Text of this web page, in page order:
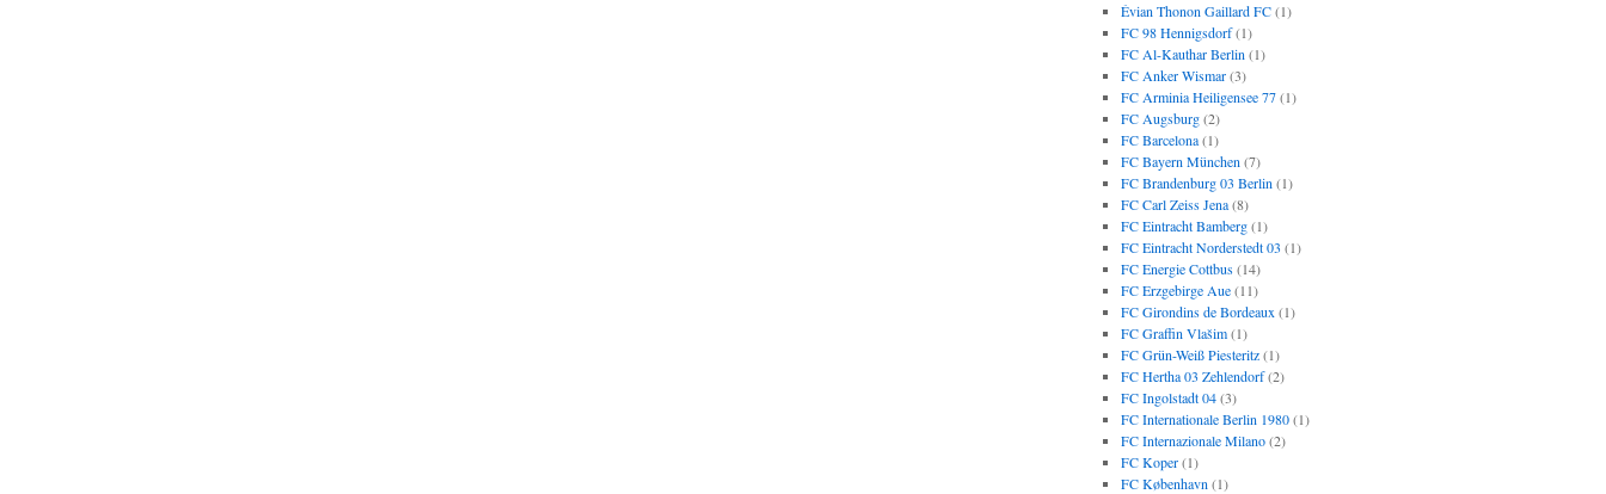
Évian Thonon Gaillard FC(1)
FC 98 Hennigsdorf(1)
FC Al-Kauthar Berlin (1)
FC Anker Wismar(3)
FC Arminia Heiligensee 77(1)
FC Augsburg(2)
FC Barcelona(1)
FC Bayern München (7)
FC Brandenburg 03 Berlin (1)
FC Carl Zeiss Jena(8)
FC Eintracht Bamberg(1)
FC Eintracht Norderstedt 03 (1)
FC Energie Cottbus(14)
FC Erzgebirge Aue(11)
FC Girondins de Bordeaux (1)
FC Graffin Vlašim(1)
FC Grün-Weiß Piesteritz(1)
FC Hertha 03 Zehlendorf(2)
FC Ingolstadt 04(3)
FC Internationale Berlin 1980(1)
FC Internazionale Milano(2)
FC Koper(1)
FC København (1)